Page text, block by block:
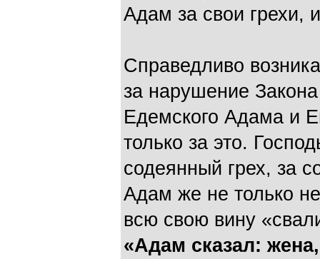
Адам за свои грехи,
Справедливо
за нарушение
Едемского Адама и
только за это.
содеянный грех, за
Адам же не только
всю свою вину
«Адам сказал: